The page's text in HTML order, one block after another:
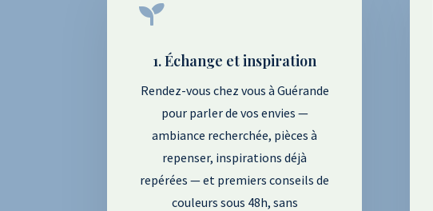

1. Échange et inspiration
Rendez-vous chez vous à Guérande
pour parler de vos envies —
ambiance recherchée, pièces à
repenser, inspirations déjà
repérées — et premiers conseils de
couleurs sous 48h, sans